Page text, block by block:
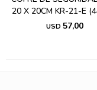
20 X 20CM KR-21-E
USD 57,00